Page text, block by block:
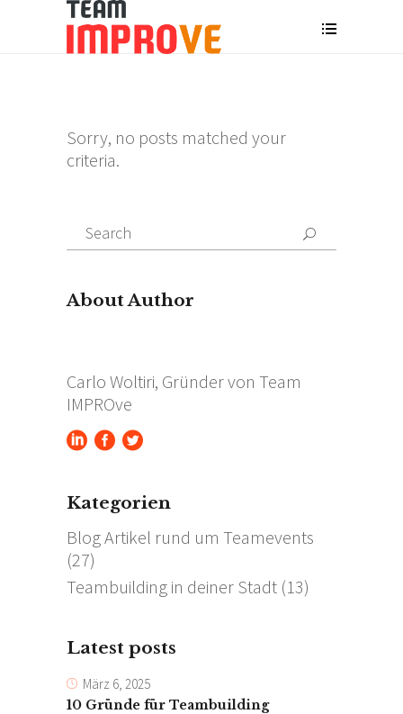
Sorry, no posts matched your
criteria.
Search
for:
About Author
Carlo Woltiri, Gründer von Team
IMPROve
Kategorien
Blog Artikel rund um Teamevents
(27)
Teambuilding in deiner Stadt (13)
Latest posts
März 6, 2025
10 Gründe für Teambuilding